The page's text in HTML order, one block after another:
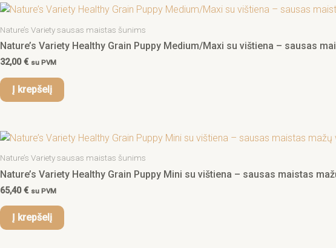
Nature’s Variety sausas maistas šunims
Nature’s Variety Healthy Grain Puppy Medium/Maxi su vištiena – sausas
32,00€ su PVM
Į krepšelį
Nature’s Variety sausas maistas šunims
Nature’s Variety Healthy Grain Puppy Mini su vištiena – sausas maistas
65,40€ su PVM
Į krepšelį